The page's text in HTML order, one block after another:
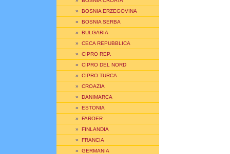
» BOSNIA ERZEGOVINA
» BOSNIA SERBA
» BULGARIA
» CECA REPUBBLICA
» CIPRO REP.
» CIPRO DEL NORD
» CIPRO TURCA
» CROAZIA
» DANIMARCA
» ESTONIA
» FAROER
» FINLANDIA
» FRANCIA
» GERMANIA